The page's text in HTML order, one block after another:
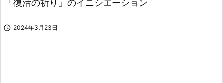
「復活の祈り」のイニシエーション
 2024年3月23日